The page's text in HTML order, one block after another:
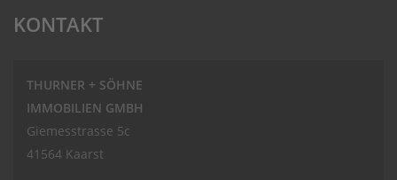
KONTAKT
THURNER + SÖHNE
IMMOBILIEN GMBH
Giemesstrasse 5c
41564 Kaarst